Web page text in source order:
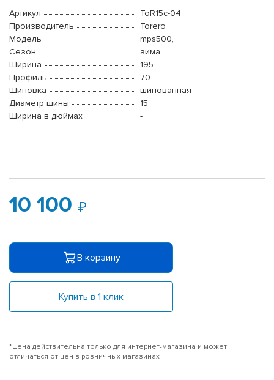
Артикул
ToR15c-04
Производитель
Torero
Модель
mps500,
Сезон
зима
Ширина
195
Профиль
70
Шиповка
шипованная
Диаметр шины
15
Ширина в дюймах
-
10 100
В корзину
Купить в 1 клик
*Цена действительна только для интернет-магазина и может
отличаться от цен в розничных магазинах